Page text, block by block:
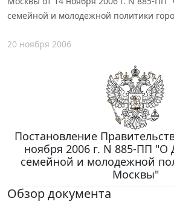
семейной и молодежной политики
20 ноября 2006
Постановление
ноября 2006 г. N 885-ПП "О
семейной и молодежной
Москвы"
Обзор документа